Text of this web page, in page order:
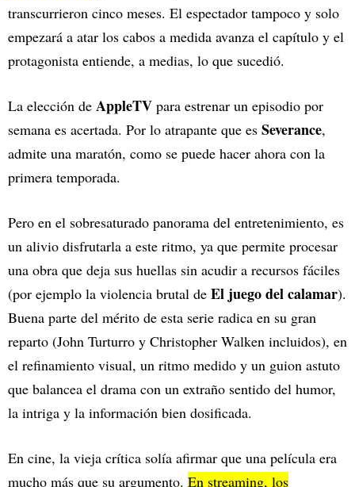
transcurrieron cinco meses. El espectador tampoco y solo
empezará a atar los cabos a medida avanza el capítulo y el
protagonista entiende, a medias, lo que sucedió.
La elección de AppleTV para estrenar un episodio por
semana es acertada. Por lo atrapante que es Severance,
admite una maratón, como se puede hacer ahora con la
primera temporada.
Pero en el sobresaturado panorama del entretenimiento, es
un alivio disfrutarla a este ritmo, ya que permite procesar
una obra que deja sus huellas sin acudir a recursos fáciles
(por ejemplo la violencia brutal de El juego del calamar).
Buena parte del mérito de esta serie radica en su gran
reparto (John Turturro y Christopher Walken incluidos), en
el refinamiento visual, un ritmo medido y un guion astuto
que balancea el drama con un extraño sentido del humor,
la intriga y la información bien dosificada.
En cine, la vieja crítica solía afirmar que una película era
mucho más que su argumento. En streaming, los